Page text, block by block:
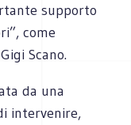
supporto
come
Scano.
da una
intervenire,